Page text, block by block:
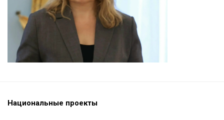
Национальные проекты